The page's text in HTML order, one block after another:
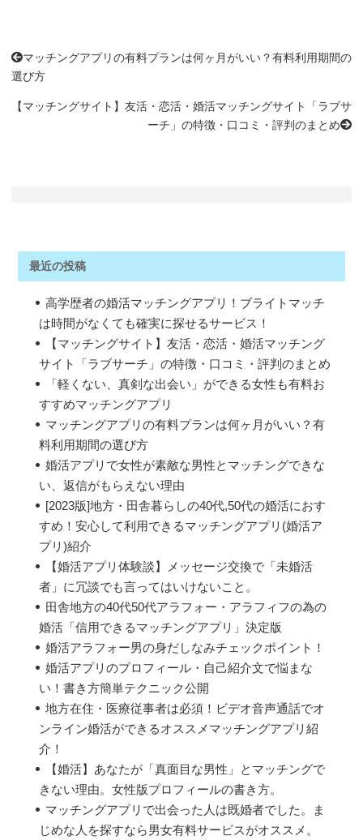
マッチングアプリの有料プランは何ヶ月がいい？有料利用期間の
選び方
【マッチングサイト】友活・恋活・婚活マッチングサイト「ラブサ
ーチ」の特徴・口コミ・評判のまとめ
最近の投稿
高学歴者の婚活マッチングアプリ！ブライトマッチ
は時間がなくても確実に探せるサービス！
【マッチングサイト】友活・恋活・婚活マッチング
サイト「ラブサーチ」の特徴・口コミ・評判のまとめ
「軽くない、真剣な出会い」ができる女性も有料お
すすめマッチングアプリ
マッチングアプリの有料プランは何ヶ月がいい？有
料利用期間の選び方
婚活アプリで女性が素敵な男性とマッチングできな
い、返信がもらえない理由
[2023版]地方・田舎暮らしの40代,50代の婚活におす
すめ！安心して利用できるマッチングアプリ(婚活ア
プリ)紹介
【婚活アプリ体験談】メッセージ交換で「未婚活
者」に冗談でも言ってはいけないこと。
田舎地方の40代50代アラフォー・アラフィフの為の
婚活「信用できるマッチングアプリ」決定版
婚活アラフォー男の身だしなみチェックポイント！
婚活アプリのプロフィール・自己紹介文で悩まな
い！書き方簡単テクニック公開
地方在住・医療従事者は必須！ビデオ音声通話でオ
ンライン婚活ができるオススメマッチングアプリ紹
介！
【婚活】あなたが「真面目な男性」とマッチングで
きない理由。女性版プロフィールの書き方。
マッチングアプリで出会った人は既婚者でした。ま
じめな人を探すなら男女有料サービスがオススメ。